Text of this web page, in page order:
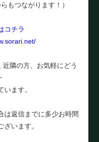
もつながります！）
コチラ
隣の方、お気軽にどう
います。
は返信までに多少お時間
ざいます。